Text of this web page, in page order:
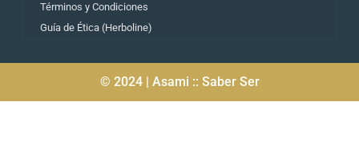
Términos y Condiciones
Guía de Ética (Herboline)
© 2024 | Asami :: Saber Ser